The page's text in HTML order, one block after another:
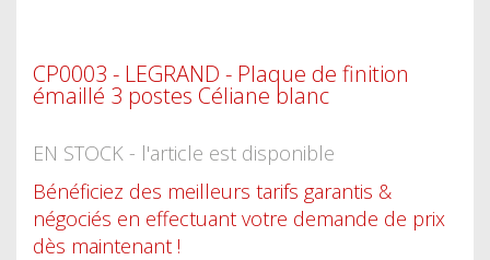
CP0003 - LEGRAND - Plaque de finition
émaillé 3 postes Céliane blanc
EN STOCK - l'article est disponible
Bénéficiez des meilleurs tarifs garantis &
négociés en effectuant votre demande de prix
dès maintenant !